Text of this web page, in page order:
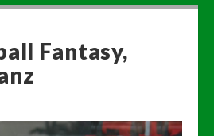
Fantasy,